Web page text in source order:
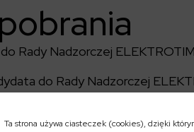
Ta strona używa ciasteczek (cookies), dzięki
Rady Nadzorczej
do Rady Nadzorczej